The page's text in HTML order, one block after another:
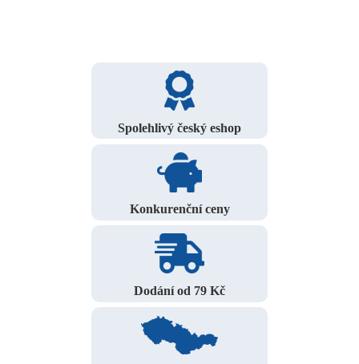
Spolehlivý český eshop
Konkurenční ceny
Dodání od 79 Kč